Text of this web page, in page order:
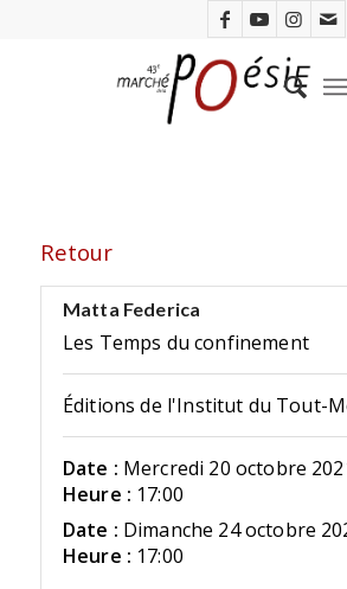
Retour
Matta Federica
Les Temps du confinement
Éditions de l'Institut du Tout-
Date : Mercredi 20 octobre
Heure : 17:00
Date : Dimanche 24 octobre
Heure : 17:00